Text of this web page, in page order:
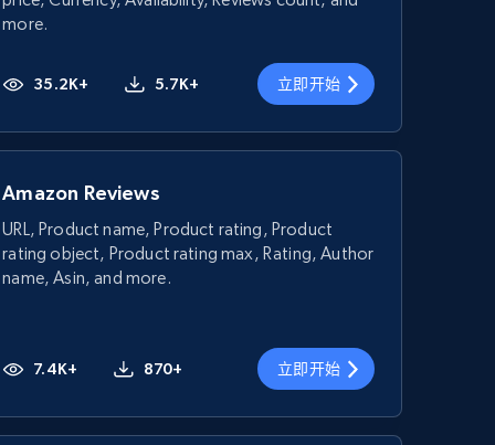
more.
35.2K+ 5.7K+ 立即开始
Amazon Reviews
URL, Product name, Product rating, Product
rating object, Product rating max, Rating, Author
name, Asin, and more.
7.4K+ 870+ 立即开始